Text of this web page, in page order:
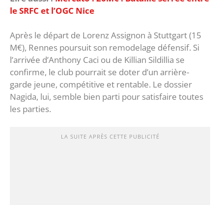
le SRFC et l’OGC Nice
Après le départ de Lorenz Assignon à Stuttgart (15
M€), Rennes poursuit son remodelage défensif. Si
l’arrivée d’Anthony Caci ou de Killian Sildillia se
confirme, le club pourrait se doter d’un arrière-
garde jeune, compétitive et rentable. Le dossier
Nagida, lui, semble bien parti pour satisfaire toutes
les parties.
LA SUITE APRÈS CETTE PUBLICITÉ